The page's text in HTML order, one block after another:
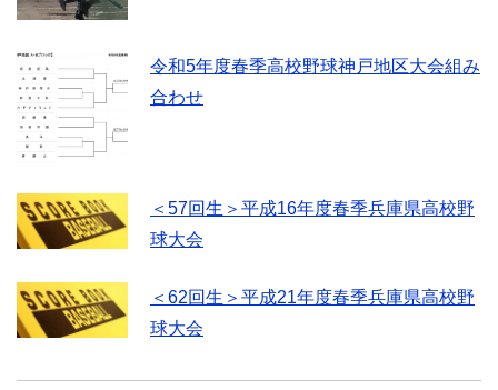
令和5年度春季高校野球神戸地区大会組み
合わせ
＜57回生＞平成16年度春季兵庫県高校野
球大会
＜62回生＞平成21年度春季兵庫県高校野
球大会